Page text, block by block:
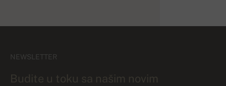
NEWSLETTER
Budite u toku sa našim novim